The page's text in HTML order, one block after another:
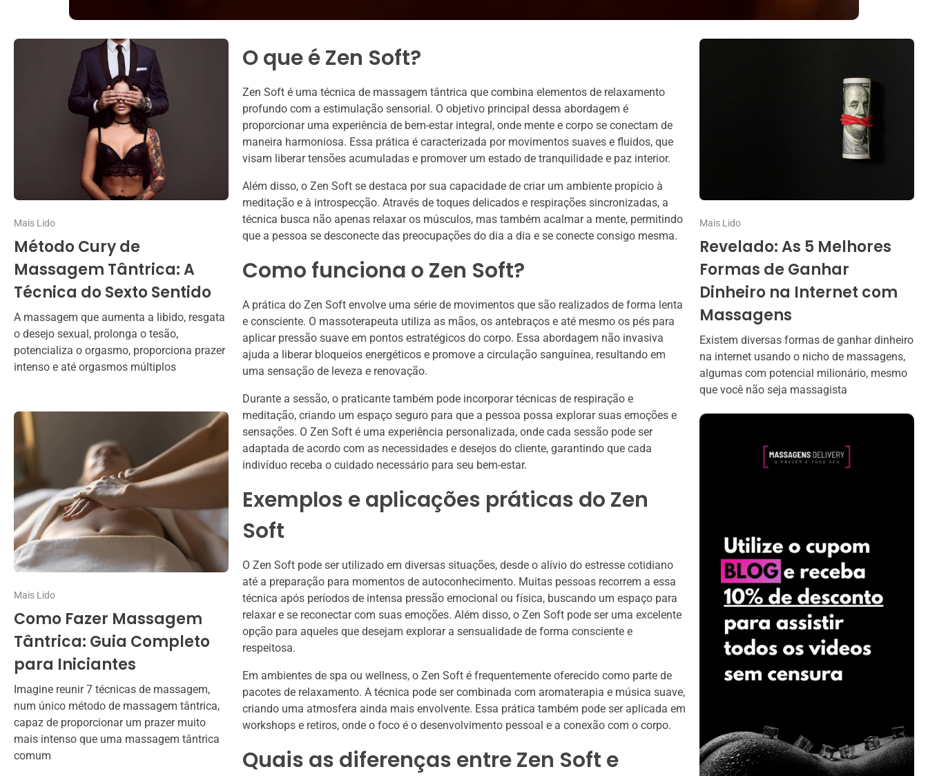
Mais Lido
Método Cury de
Massagem Tântrica: A
Técnica do Sexto Sentido
A massagem que aumenta a libido, resgata
o desejo sexual, prolonga o tesão,
potencializa o orgasmo, proporciona prazer
intenso e até orgasmos múltiplos
Mais Lido
Como Fazer Massagem
Tântrica: Guia Completo
para Iniciantes
Imagine reunir 7 técnicas de massagem,
num único método de massagem tântrica,
capaz de proporcionar um prazer muito
mais intenso que uma massagem tântrica
comum
O que é Zen Soft?
Zen Soft é uma técnica de massagem tântrica que combina elementos de relaxamento
profundo com a estimulação sensorial. O objetivo principal dessa abordagem é
proporcionar uma experiência de bem-estar integral, onde mente e corpo se conectam de
maneira harmoniosa. Essa prática é caracterizada por movimentos suaves e fluidos, que
visam liberar tensões acumuladas e promover um estado de tranquilidade e paz interior.
Além disso, o Zen Soft se destaca por sua capacidade de criar um ambiente propício à
meditação e à introspecção. Através de toques delicados e respirações sincronizadas, a
técnica busca não apenas relaxar os músculos, mas também acalmar a mente, permitindo
que a pessoa se desconecte das preocupações do dia a dia e se conecte consigo mesma.
Como funciona o Zen Soft?
A prática do Zen Soft envolve uma série de movimentos que são realizados de forma lenta
e consciente. O massoterapeuta utiliza as mãos, os antebraços e até mesmo os pés para
aplicar pressão suave em pontos estratégicos do corpo. Essa abordagem não invasiva
ajuda a liberar bloqueios energéticos e promove a circulação sanguínea, resultando em
uma sensação de leveza e renovação.
Durante a sessão, o praticante também pode incorporar técnicas de respiração e
meditação, criando um espaço seguro para que a pessoa possa explorar suas emoções e
sensações. O Zen Soft é uma experiência personalizada, onde cada sessão pode ser
adaptada de acordo com as necessidades e desejos do cliente, garantindo que cada
indivíduo receba o cuidado necessário para seu bem-estar.
Exemplos e aplicações práticas do Zen
Soft
O Zen Soft pode ser utilizado em diversas situações, desde o alívio do estresse cotidiano
até a preparação para momentos de autoconhecimento. Muitas pessoas recorrem a essa
técnica após períodos de intensa pressão emocional ou física, buscando um espaço para
relaxar e se reconectar com suas emoções. Além disso, o Zen Soft pode ser uma excelente
opção para aqueles que desejam explorar a sensualidade de forma consciente e
respeitosa.
Em ambientes de spa ou wellness, o Zen Soft é frequentemente oferecido como parte de
pacotes de relaxamento. A técnica pode ser combinada com aromaterapia e música suave,
criando uma atmosfera ainda mais envolvente. Essa prática também pode ser aplicada em
workshops e retiros, onde o foco é o desenvolvimento pessoal e a conexão com o corpo.
Quais as diferenças entre Zen Soft e
Mais Lido
Revelado: As 5 Melhores
Formas de Ganhar
Dinheiro na Internet com
Massagens
Existem diversas formas de ganhar dinheiro
na internet usando o nicho de massagens,
algumas com potencial milionário, mesmo
que você não seja massagista